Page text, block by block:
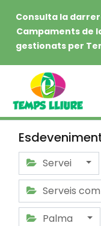
Consulta la
Campaments de
gestionats per
Servei
Serveis
Palma